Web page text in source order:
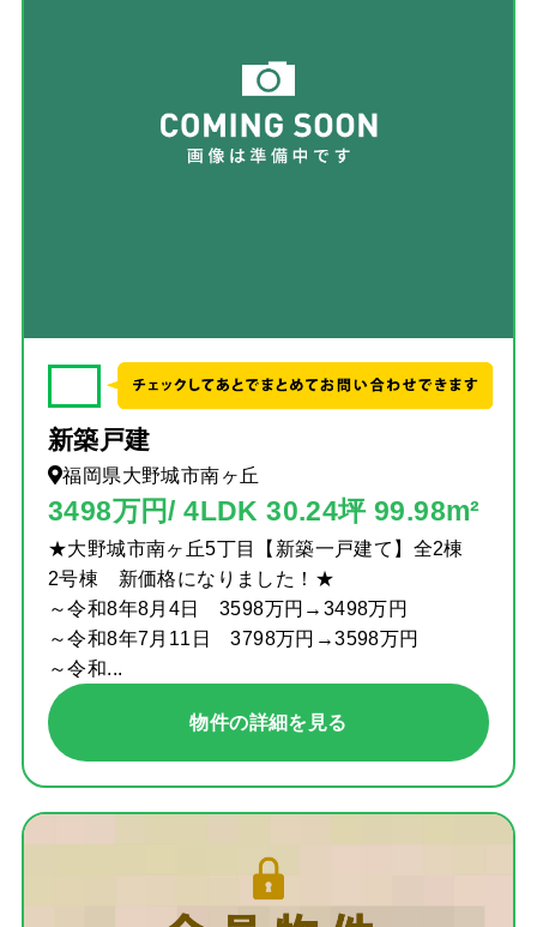
新築戸建
福岡県大野城市南ヶ丘
3498万円/ 4LDK 30.24坪 99.98m²
★大野城市南ヶ丘5丁目【新築一戸建て】全2棟
2号棟 新価格になりました！★
～令和8年8月4日 3598万円→3498万円
～令和8年7月11日 3798万円→3598万円
～令和...
物件の詳細を見る